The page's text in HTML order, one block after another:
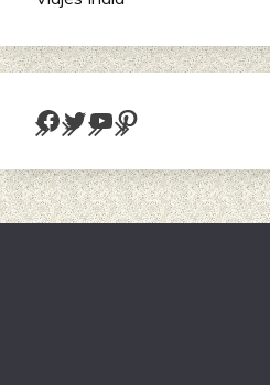
Facebook
Twitter
YouTube
Pinterest